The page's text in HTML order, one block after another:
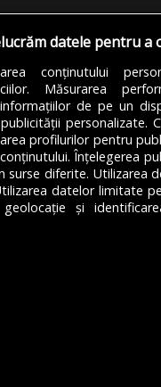
datele pentru a
conținutului
Măsurarea
de pe un
personalizate.
profilurilor pentru
Înțelegerea
diferite. Utilizarea
datelor limitate
și